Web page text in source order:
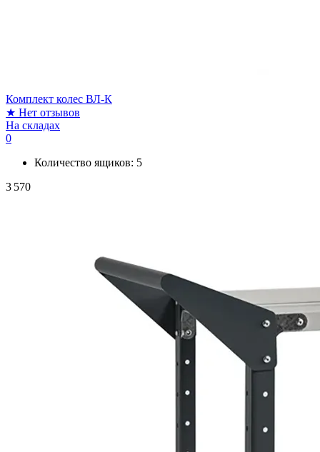
Комплект колес ВЛ-К
★ Нет отзывов
На складах
0
Количество ящиков: 5
3 570